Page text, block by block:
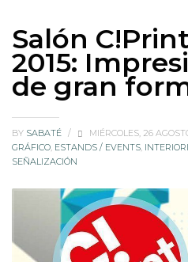
Salón
2015:
de gran
BY SABATÉ / MIÉRCOLES, 26
GRÁFICO, ESTANDS / EVENTS,
SEÑALIZACIÓN